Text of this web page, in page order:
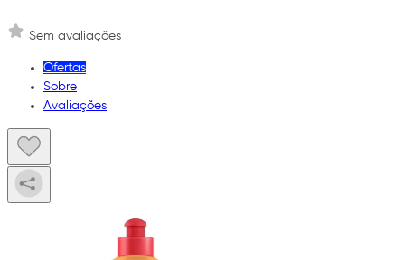
Sem avaliações
Ofertas
Sobre
Avaliações